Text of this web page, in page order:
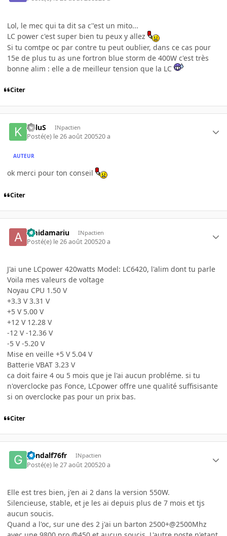
Lol, le mec qui ta dit sa c''est un mito...
LC power c'est super bien tu peux y allez
Si tu comtpe oc par contre tu peut oublier, dans ce cas pour
15e de plus tu as une fortron blue storm de 400W c'est très
bonne alim : elle a de meilleur tension que la LC
Citer
KilluS INpactien
Posté(e) le 26 août 200520 a
AUTEUR
ok merci pour ton conseil
Citer
amidamariu INpactien
Posté(e) le 26 août 200520 a
J'ai une LCpower 420watts Model: LC6420, l'alim dont tu parle
Voila mes valeurs de voltage
Noyau CPU 1.50 V
+3.3 V 3.31 V
+5 V 5.00 V
+12 V 12.28 V
-12 V -12.36 V
-5 V -5.20 V
Mise en veille +5 V 5.04 V
Batterie VBAT 3.23 V
ca doit faire 4 ou 5 mois que je l'ai aucun probléme. si tu
n'overclocke pas Fonce, LCpower offre une qualité suffisisante
si on overclocke pas pour un prix bas.
Citer
gandalf76fr INpactien
Posté(e) le 27 août 200520 a
Elle est tres bien, j'en ai 2 dans la version 550W.
Silencieuse, stable, et je les ai depuis plus de 7 mois et tjs
aucun soucis.
Quand a l'oc, sur une des 2 j'ai un barton 2500+@2500Mhz